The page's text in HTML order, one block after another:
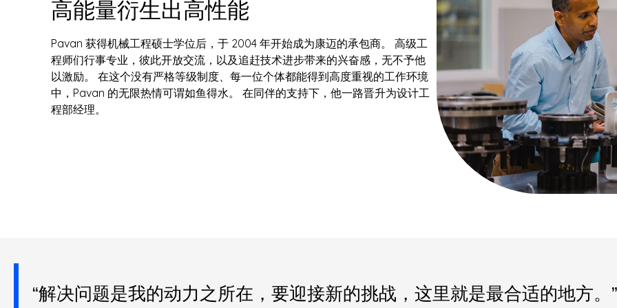
高能量衍生出高性能
Pavan 获得机械工程硕士学位后，于 2004 年开始成为康迈的承包商。 高级工
程师们行事专业，彼此开放交流，以及追赶技术进步带来的兴奋感，无不予他
以激励。 在这个没有严格等级制度、每一位个体都能得到高度重视的工作环境
中，Pavan 的无限热情可谓如鱼得水。 在同伴的支持下，他一路晋升为设计工
程部经理。
“解决问题是我的动力之所在，要迎接新的挑战，这里就是最合适的地方。”